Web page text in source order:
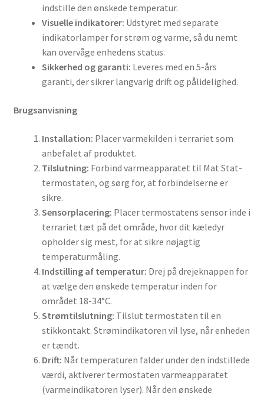
indstille den ønskede temperatur.
Visuelle indikatorer: Udstyret med separate
indikatorlamper for strøm og varme, så du nemt
kan overvåge enhedens status.
Sikkerhed og garanti: Leveres med en 5-års
garanti, der sikrer langvarig drift og pålidelighed.
Brugsanvisning
Installation: Placer varmekilden i terrariet som
anbefalet af produktet.
Tilslutning: Forbind varmeapparatet til Mat Stat-
termostaten, og sørg for, at forbindelserne er
sikre.
Sensorplacering: Placer termostatens sensor inde i
terrariet tæt på det område, hvor dit kæledyr
opholder sig mest, for at sikre nøjagtig
temperaturmåling.
Indstilling af temperatur: Drej på drejeknappen for
at vælge den ønskede temperatur inden for
området 18-34°C.
Strømtilslutning: Tilslut termostaten til en
stikkontakt. Strømindikatoren vil lyse, når enheden
er tændt.
Drift: Når temperaturen falder under den indstillede
værdi, aktiverer termostaten varmeapparatet
(varmeindikatoren lyser). Når den ønskede